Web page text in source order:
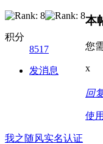
积分
8517
发消息
本
您
x
回
使
我之随风实名认证